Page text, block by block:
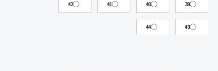
39
40
41
42
43
44
أزياء
الطلاب